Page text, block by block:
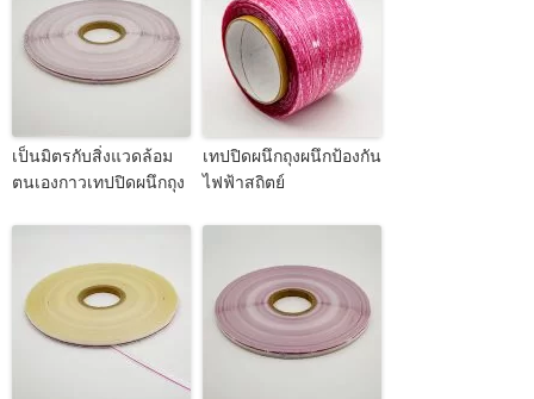
เป็นมิตรกับสิ่งแวดล้อม
ตนเองกาวเทปปิดผนึกถุง
เทปปิดผนึกถุงผนึกป้องกัน
ไฟฟ้าสถิตย์